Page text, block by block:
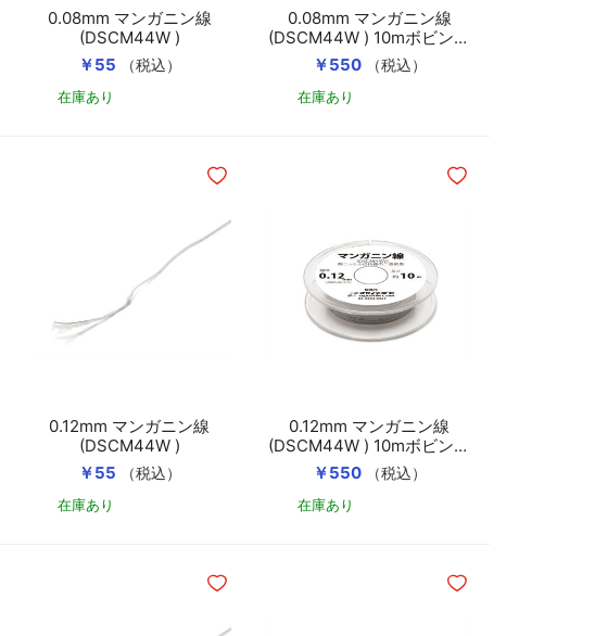
￥55 （税込）
0.08mm マンガニン線
(DSCM44W )
在庫あり
￥550 （税込）
0.08mm マンガニン線
(DSCM44W ) 10mボビン巻
き
在庫あり
ものリストに追加
￥55 （税込）
0.12mm マンガニン線
(DSCM44W )
在庫あり
ほしいものリストに追加
￥550 （税込）
0.12mm マンガニン線
(DSCM44W ) 10mボビン巻
き
在庫あり
ほしいものリストに追加
ものリストに追加 ほしいものリストに追加 ほしいものリストに追加